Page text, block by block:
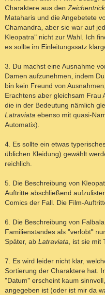
Charaktere aus denZeichentrick
Mataharis und die Angebetete
Chamandra, aber sie war auf
Kleopatra" nicht zur Wahl. Ich
es sollte im Einleitungssatz
3. Du machst eine Ausnahme
Damen aufzunehmen, indem
bin kein Freund von
Erachtens aber gleichsam Frau
die in der Bedeutung nämlich
Latraviata ebenso mit quasi-
Automatix).
4. Es sollte ein etwas
üblichen Kleidung) gewählt
reichlich.
5. Die Beschreibung von
Auftritte abschließend
Comics der Fall. Die Film-
6. Die Beschreibung von
Familienstandes als "verlobt"
Später, ab Latraviata, ist sie mit
7. Es wird leider nicht klar,
Sortierung der Charaktere hat.
"Datum" erscheint kaum
angegeben ist (oder ist mir da